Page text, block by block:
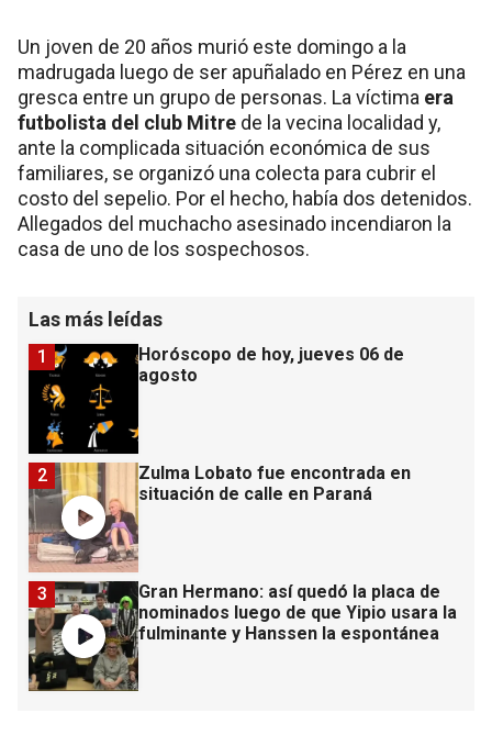
Un joven de 20 años murió este domingo a la
madrugada luego de ser apuñalado en Pérez en una
gresca entre un grupo de personas. La víctima era
futbolista del club Mitre de la vecina localidad y,
ante la complicada situación económica de sus
familiares, se organizó una colecta para cubrir el
costo del sepelio. Por el hecho, había dos detenidos.
Allegados del muchacho asesinado incendiaron la
casa de uno de los sospechosos.
Las más leídas
Horóscopo de hoy, jueves 06 de
agosto
1
Zulma Lobato fue encontrada en
situación de calle en Paraná
2
Gran Hermano: así quedó la placa de
nominados luego de que Yipio usara la
fulminante y Hanssen la espontánea
3